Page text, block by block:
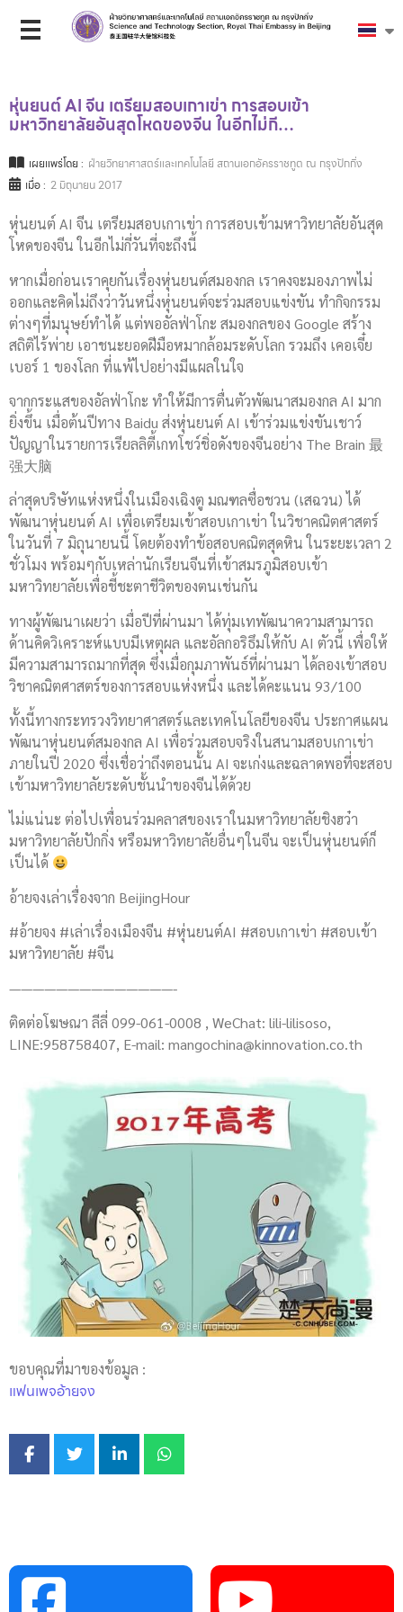
หุ่นยนต์ AI จีน เตรียมสอบเกาเข่า การสอบเข้า
มหาวิทยาลัยอันสุดโหดของจีน ในอีกไม่กี…
เผยแพร่โดย : ฝ่ายวิทยาศาสตร์และเทคโนโลยี สถานเอกอัครราชทูต ณ กรุงปักกิ่ง
เมื่อ : 2 มิถุนายน 2017
หุ่นยนต์ AI จีน เตรียมสอบเกาเข่า การสอบเข้ามหาวิทยาลัยอันสุด
โหดของจีน ในอีกไม่กี่วันที่จะถึงนี้
หากเมื่อก่อนเราคุยกันเรื่องหุ่นยนต์สมองกล เราคงจะมองภาพไม่
ออกและคิดไม่ถึงว่าวันหนึ่งหุ่นยนต์จะร่วมสอบแข่งขัน ทำกิจกรรม
ต่างๆที่มนุษย์ทำได้ แต่พออัลฟ่าโกะ สมองกลของ Google สร้าง
สถิติไร้พ่าย เอาชนะยอดฝีมือหมากล้อมระดับโลก รวมถึง เคอเจี๋ย
เบอร์ 1 ของโลก ที่แพ้ไปอย่างมีแผลในใจ
จากกระแสของอัลฟ่าโกะ ทำให้มีการตื่นตัวพัฒนาสมองกล AI มาก
ยิ่งขึ้น เมื่อต้นปีทาง Baidu ส่งหุ่นยนต์ AI เข้าร่วมแข่งขันเชาว์
ปัญญาในรายการเรียลลิตี้เกทโชว์ชิ่อดังของจีนอย่าง The Brain 最
强大脑
ล่าสุดบริษัทแห่งหนึ่งในเมืองเฉิงตู มณฑลซื่อชวน (เสฉวน) ได้
พัฒนาหุ่นยนต์ AI เพื่อเตรียมเข้าสอบเกาเข่า ในวิชาคณิตศาสตร์
ในวันที่ 7 มิถุนายนนี้ โดยต้องทำข้อสอบคณิตสุดหิน ในระยะเวลา 2
ชั่วโมง พร้อมๆกับเหล่านักเรียนจีนที่เข้าสมรภูมิสอบเข้า
มหาวิทยาลัยเพื่อชี้ชะตาชีวิตของตนเช่นกัน
ทางผู้พัฒนาเผยว่า เมื่อปีที่ผ่านมา ได้ทุ่มเทพัฒนาความสามารถ
ด้านคิดวิเคราะห์แบบมีเหตุผล และอัลกอริธึมให้กับ AI ตัวนี้ เพื่อให้
มีความสามารถมากที่สุด ซึ่งเมื่อกุมภาพันธ์ที่ผ่านมา ได้ลองเข้าสอบ
วิชาคณิตศาสตร์ของการสอบแห่งหนึ่ง และได้คะแนน 93/100
ทั้งนี้ทางกระทรวงวิทยาศาสตร์และเทคโนโลยีของจีน ประกาศแผน
พัฒนาหุ่นยนต์สมองกล AI เพื่อร่วมสอบจริงในสนามสอบเกาเข่า
ภายในปี 2020 ซึ่งเชื่อว่าถึงตอนนั้น AI จะเก่งและฉลาดพอที่จะสอบ
เข้ามหาวิทยาลัยระดับชั้นนำของจีนได้ด้วย
ไม่แน่นะ ต่อไปเพื่อนร่วมคลาสของเราในมหาวิทยาลัยชิงฮว๋า
มหาวิทยาลัยปักกิ่ง หรือมหาวิทยาลัยอื่นๆในจีน จะเป็นหุ่นยนต์ก็
เป็นได้
อ้ายจงเล่าเรื่องจาก BeijingHour
#อ้ายจง #เล่าเรื่องเมืองจีน #หุ่นยนต์AI #สอบเกาเข่า #สอบเข้า
มหาวิทยาลัย #จีน
——————————————-
ติดต่อโฆษณา ลีลี่ 099-061-0008 , WeChat: lili-lilisoso,
LINE:958758407, E-mail: mangochina@kinnovation.co.th
ขอบคุณที่มาของข้อมูล :
แฟนเพจอ้ายจง